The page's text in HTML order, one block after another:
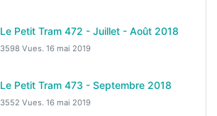
Le Petit Tram 472 - Juillet - Août 2018
3598 Vues. 16 mai 2019
Le Petit Tram 473 - Septembre 2018
3552 Vues. 16 mai 2019